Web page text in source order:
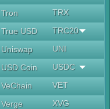
Tron
TRX
True USD
TRC20
Uniswap
UNI
USD Coin
USDC
VeChain
VET
Verge
XVG